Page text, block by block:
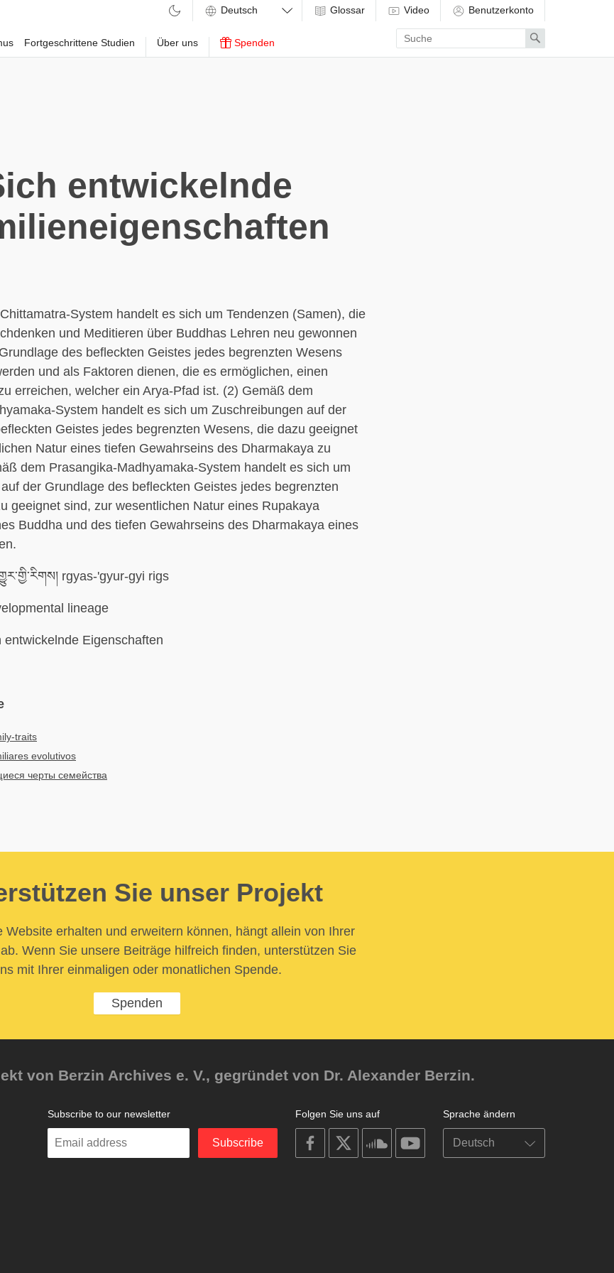
Fortgeschrittene Studien Über uns Spenden
Glossar Video Benutzerkonto
Enter
search
term
Search
entwickelnde
System handelt es sich um Tendenzen (Samen), die
und Meditieren über Buddhas Lehren neu gewonnen
des befleckten Geistes jedes begrenzten Wesens
und als Faktoren dienen, die es ermöglichen, einen
erreichen, welcher ein Arya-Pfad ist. (2) Gemäß dem
System handelt es sich um Zuschreibungen auf der
Geistes jedes begrenzten Wesens, die dazu geeignet
Natur eines tiefen Gewahrseins des Dharmakaya zu
dem Prasangika-Madhyamaka-System handelt es sich um
der Grundlage des befleckten Geistes jedes begrenzten
geeignet sind, zur wesentlichen Natur eines Rupakaya
Buddha und des tiefen Gewahrseins des Dharmakaya eines
rgyas-'gyur-gyi rigs
lineage
entwickelnde Eigenschaften
traits
evolutivos
черты семейства
Sie unser Projekt
Website erhalten und erweitern können, hängt allein von Ihrer
Wenn Sie unsere Beiträge hilfreich finden, unterstützen Sie
mit Ihrer einmaligen oder monatlichen Spende.
Spenden
von Berzin Archives e. V., gegründet von Dr. Alexander Berzin.
Sprache ändern
Folgen Sie uns auf
on
facebook
on
on
soundcloudyoutube
Subscribe to our newsletter
Enter
Subscribe